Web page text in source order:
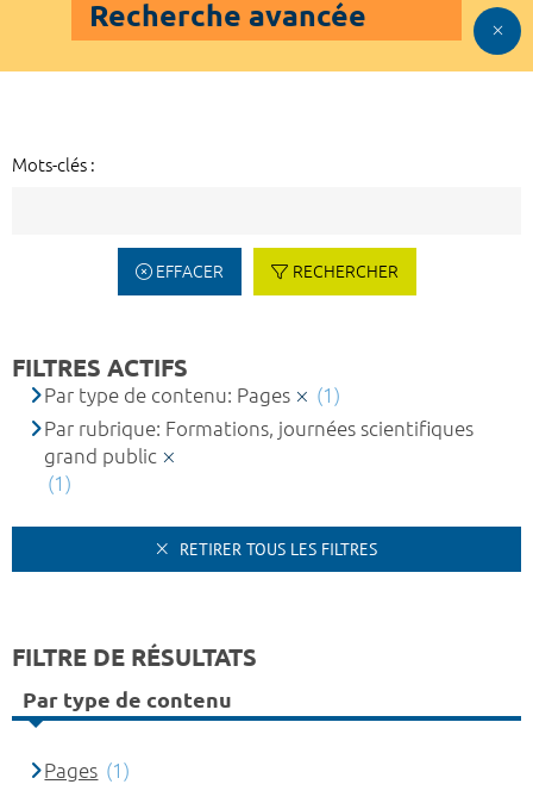
Recherche avancée
Mots-clés :
EFFACER RECHERCHER
FILTRES ACTIFS
Par type de contenu: Pages
(1)
Par rubrique: Formations, journées scientifiques
grand public
(1)
RETIRER TOUS LES FILTRES
FILTRE DE RÉSULTATS
Par type de contenu
Pages (1)